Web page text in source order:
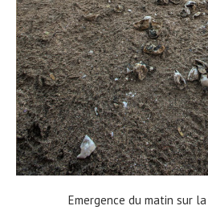
Emergence du matin sur